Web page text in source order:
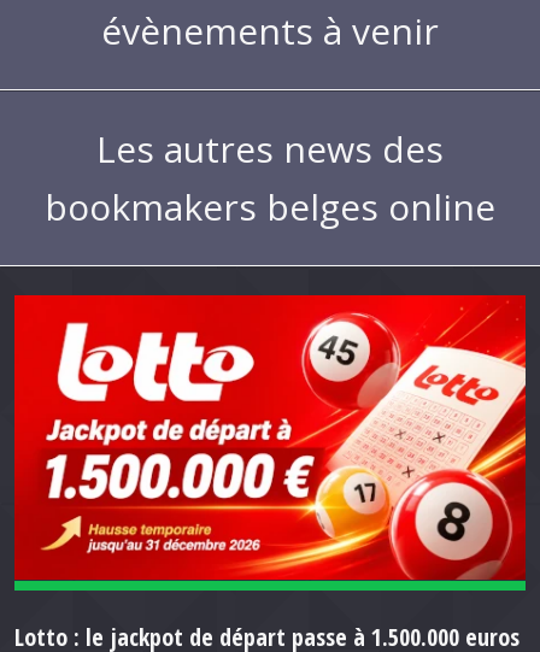
évènements à venir
Les autres news des
bookmakers belges online
Lotto : le jackpot de départ passe à 1.500.000 euros